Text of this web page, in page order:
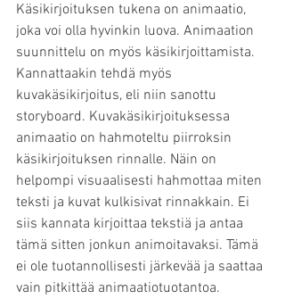
Käsikirjoituksen tukena on animaatio,
joka voi olla hyvinkin luova. Animaation
suunnittelu on myös käsikirjoittamista.
Kannattaakin tehdä myös
kuvakäsikirjoitus, eli niin sanottu
storyboard. Kuvakäsikirjoituksessa
animaatio on hahmoteltu piirroksin
käsikirjoituksen rinnalle. Näin on
helpompi visuaalisesti hahmottaa miten
teksti ja kuvat kulkisivat rinnakkain. Ei
siis kannata kirjoittaa tekstiä ja antaa
tämä sitten jonkun animoitavaksi. Tämä
ei ole tuotannollisesti järkevää ja saattaa
vain pitkittää animaatiotuotantoa.